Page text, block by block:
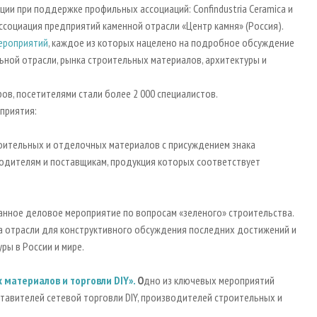
при поддержке профильных ассоциаций: Confindustria Ceramica и
предприятий каменной отрасли «Центр камня» (Россия).
, каждое из которых нацелено на подробное обсуждение
отрасли, рынка строительных материалов, архитектуры и
посетителями стали более 2 000 специалистов.
и отделочных материалов с присуждением знака
и поставщикам, продукция которых соответствует
деловое мероприятие по вопросам «зеленого» строительства.
для конструктивного обсуждения последних достижений и
в России и мире.
и торговли DIY». Одно из ключевых мероприятий
сетевой торговли DIY, производителей строительных и